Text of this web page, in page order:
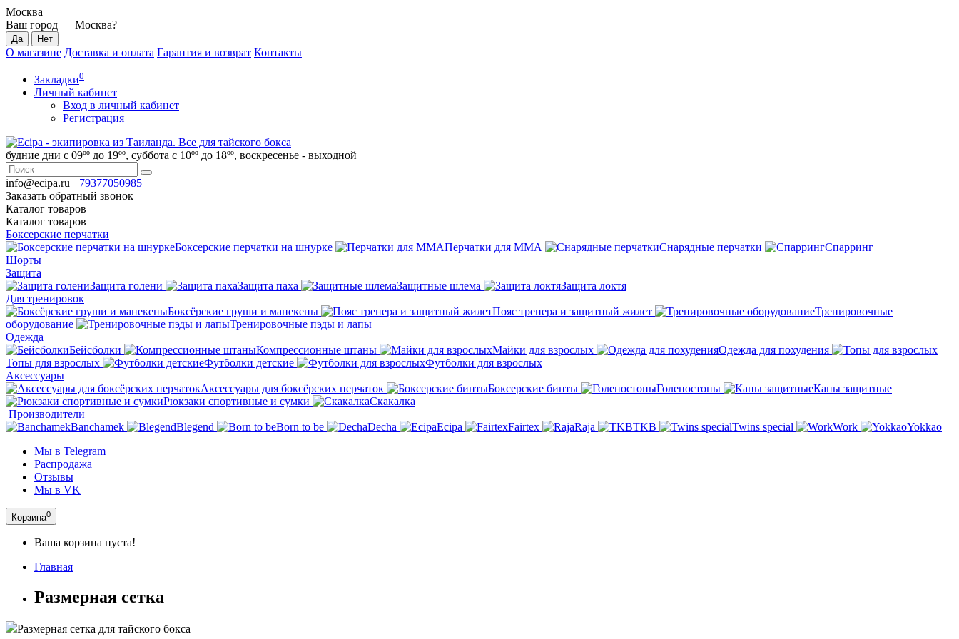
Москва
Ваш город — Москва?
О магазине Доставка и оплата Гарантия и возврат Контакты
Закладки0
Личный кабинет
Вход в личный кабинет
Регистрация
будние дни с 09ºº до 19ºº, суббота с 10ºº до 18ºº, воскресенье - выходной
info@ecipa.ru +79377050985
Заказать обратный звонок
Каталог товаров
Каталог товаров
Боксерские перчатки
Боксерские перчатки на шнурке
Перчатки для ММА Снарядные перчатки
Спарринг
Шорты
Защита
Защита голени
Защита паха Защитные шлема
Защита локтя
Для тренировок
Боксёрские груши и манекены
Пояс тренера и защитный жилет
Тренировочные
оборудование
Тренировочные пэды и лапы
Одежда
Бейсболки
Компрессионные штаны Майки для взрослых
Одежда для похудения
Топы для взрослых
Футболки детские
Футболки для взрослых
Аксессуары
Аксессуары для боксёрских перчаток
Боксерские бинты Голеностопы
Капы защитные
Рюкзаки спортивные и сумки
Скакалка
Производители
Banchamek
Blegend Born to be Decha Ecipa Fairtex Raja TKB Twins special Work
Yokkao
Мы в Telegram
Распродажа
Отзывы
Мы в VK
Корзина0
Ваша корзина пуста!
Главная
Размерная сетка
Размерная сетка для тайского бокса